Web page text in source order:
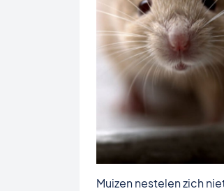
Muizen nestelen zich